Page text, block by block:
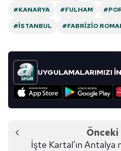
#KANARYA
#FULHAM
#İSTANBUL
#FABRIZIO
UYGULAMALARIMIZI
Önceki
İşte Kartal'ın Antalya